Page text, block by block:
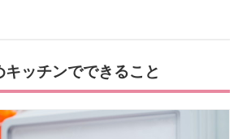
ッチンでできること